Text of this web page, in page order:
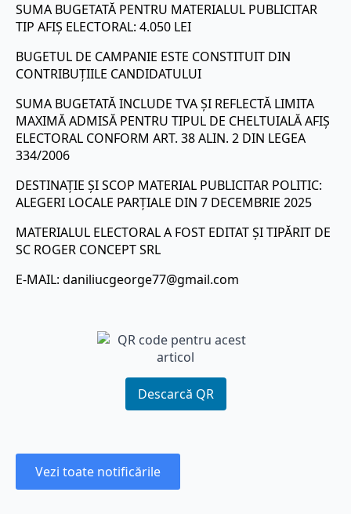
SUMA BUGETATĂ PENTRU MATERIALUL PUBLICITAR
TIP AFIȘ ELECTORAL: 4.050 LEI
BUGETUL DE CAMPANIE ESTE CONSTITUIT DIN
CONTRIBUȚIILE CANDIDATULUI
SUMA BUGETATĂ INCLUDE TVA ȘI REFLECTĂ LIMITA
MAXIMĂ ADMISĂ PENTRU TIPUL DE CHELTUIALĂ AFIȘ
ELECTORAL CONFORM ART. 38 ALIN. 2 DIN LEGEA
334/2006
DESTINAȚIE ȘI SCOP MATERIAL PUBLICITAR POLITIC:
ALEGERI LOCALE PARȚIALE DIN 7 DECEMBRIE 2025
MATERIALUL ELECTORAL A FOST EDITAT ȘI TIPĂRIT DE
SC ROGER CONCEPT SRL
E-MAIL: daniliucgeorge77@gmail.com
Descarcă QR
Vezi toate notificările